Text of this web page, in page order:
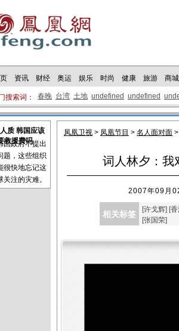
资讯 财经 奥运 娱乐 时尚 健康 旅游 商城
搜索词： 春晚 台湾 土地 undefined undefined
质 韩国应该
救援费吗
国政府不提出
题，这些组织
很快地忘记这
关注的灾难。
凤凰卫视 > 凤凰节目 > 名人面对面
词人林夕：我
2007年09月
相关标签 [许戈辉] [
[张国荣]